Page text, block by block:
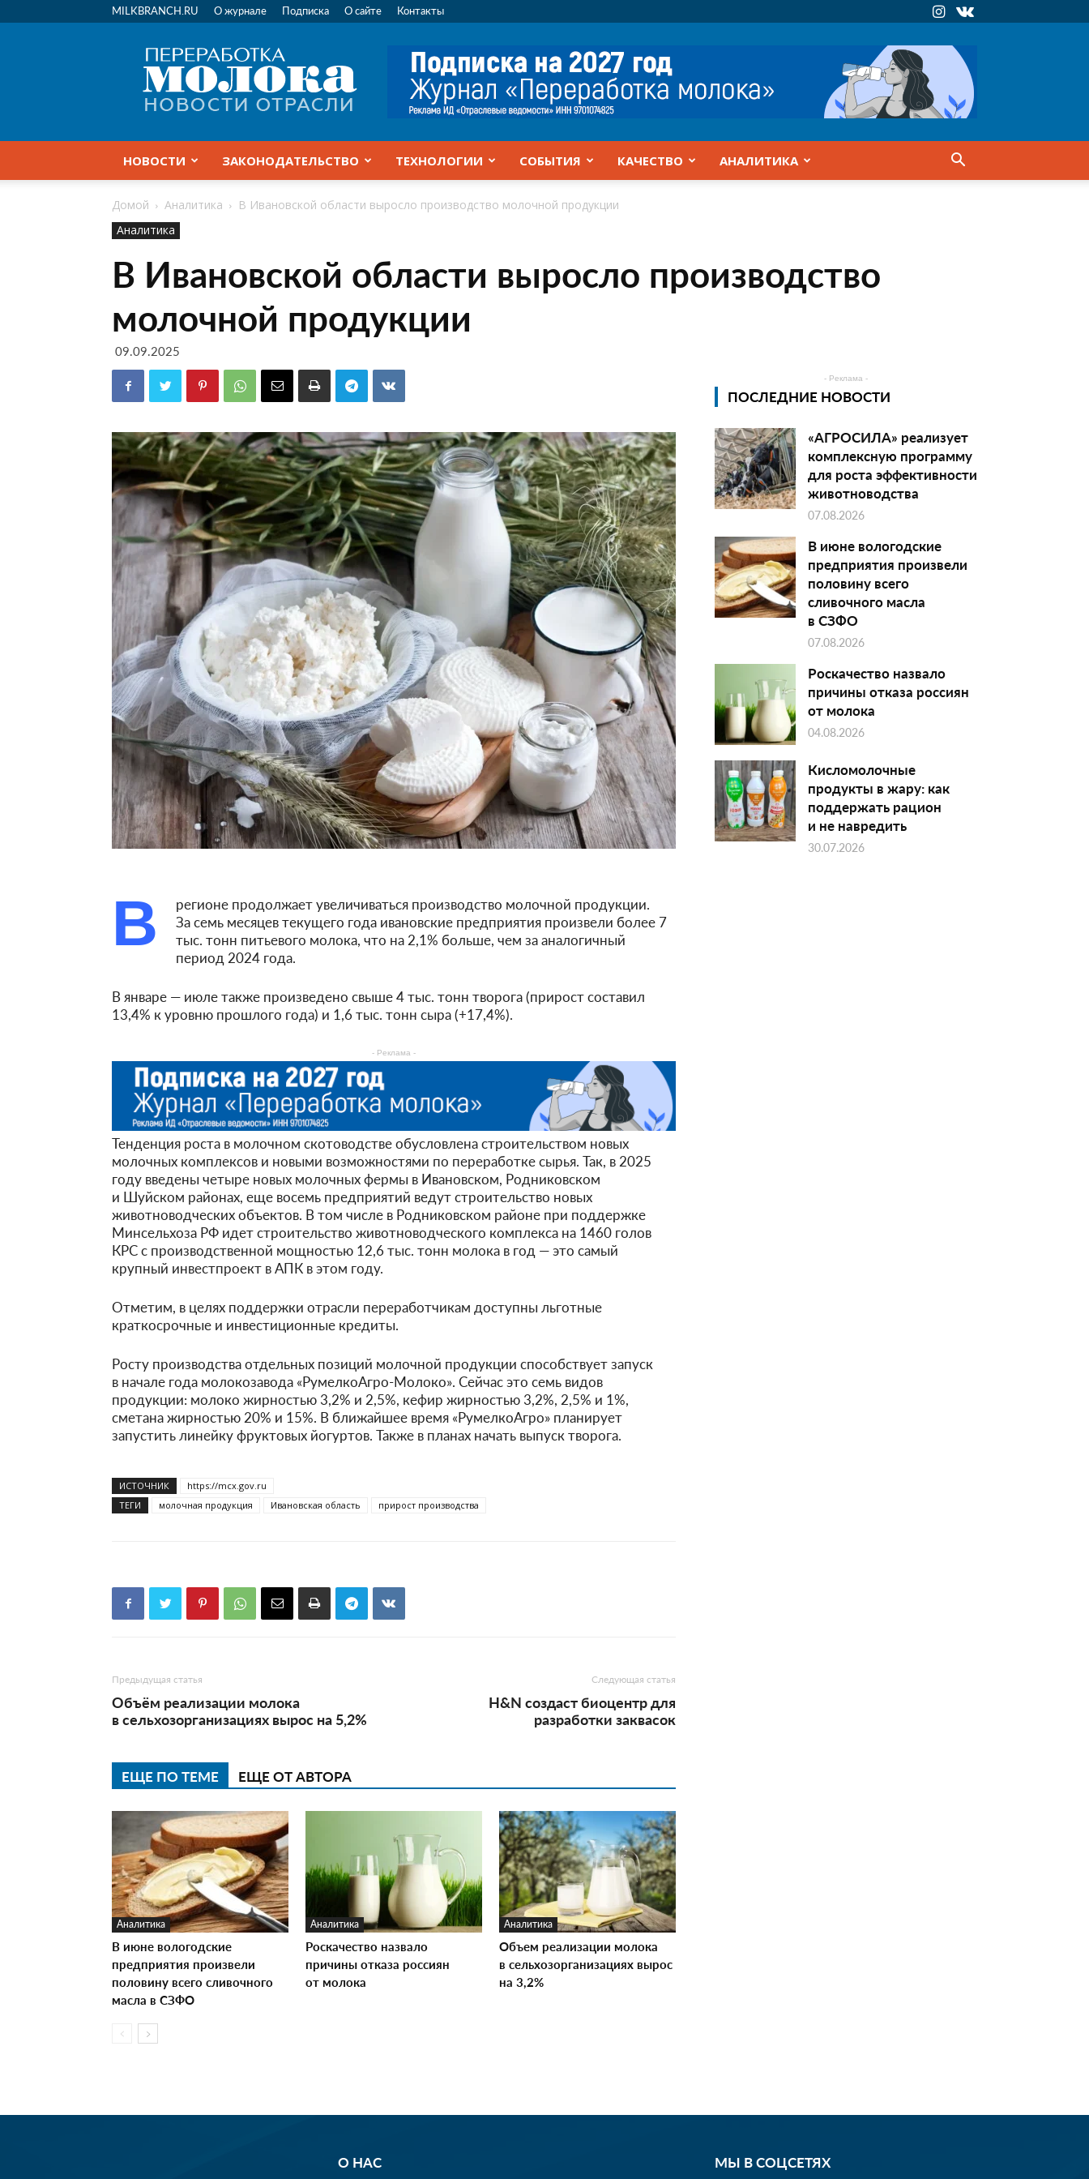
MILKBRANCH.RU О журнале Подписка О сайте Контакты
Переработка
молока
|
Новости
НОВОСТИ ЗАКОНОДАТЕЛЬСТВО ТЕХНОЛОГИИ СОБЫТИЯ КАЧЕСТВО АНАЛИТИКА
Домой Аналитика
В Ивановской области выросло производство молочной продукции
Аналитика
В Ивановской области выросло производство
молочной продукции
09.09.2025
В
регионе продолжает увеличиваться производство молочной продукции.
За семь месяцев текущего года ивановские предприятия произвели более 7
тыс. тонн питьевого молока, что на 2,1% больше, чем за аналогичный
период 2024 года.
В январе — июле также произведено свыше 4 тыс. тонн творога (прирост составил
13,4% к уровню прошлого года) и 1,6 тыс. тонн сыра (+17,4%).
- Реклама -
Тенденция роста в молочном скотоводстве обусловлена строительством новых
молочных комплексов и новыми возможностями по переработке сырья. Так, в 2025
году введены четыре новых молочных фермы в Ивановском, Родниковском
и Шуйском районах, еще восемь предприятий ведут строительство новых
животноводческих объектов. В том числе в Родниковском районе при поддержке
Минсельхоза РФ идет строительство животноводческого комплекса на 1460 голов
КРС с производственной мощностью 12,6 тыс. тонн молока в год — это самый
крупный инвестпроект в АПК в этом году.
Отметим, в целях поддержки отрасли переработчикам доступны льготные
краткосрочные и инвестиционные кредиты.
Росту производства отдельных позиций молочной продукции способствует запуск
в начале года молокозавода «РумелкоАгро-Молоко». Сейчас это семь видов
продукции: молоко жирностью 3,2% и 2,5%, кефир жирностью 3,2%, 2,5% и 1%,
cметана жирностью 20% и 15%. В ближайшее время «РумелкоАгро» планирует
запустить линейку фруктовых йогуртов. Также в планах начать выпуск творога.
ИСТОЧНИК
https://mcx.gov.ru
ТЕГИ
молочная продукция Ивановская область прирост производства
Предыдущая статья
Объём реализации молока
в сельхозорганизациях вырос на 5,2%
Следующая статья
H&N создаст биоцентр для
разработки заквасок
ЕЩЕ ПО ТЕМЕ ЕЩЕ ОТ АВТОРА
Аналитика
В июне вологодские
предприятия произвели
половину всего сливочного
масла в СЗФО
Аналитика
Роскачество назвало
причины отказа россиян
от молока
Аналитика
Объем реализации молока
в сельхозорганизациях вырос
на 3,2%
- Реклама -
ПОСЛЕДНИЕ НОВОСТИ
«АГРОСИЛА» реализует
комплексную программу
для роста эффективности
животноводства
07.08.2026
В июне вологодские
предприятия произвели
половину всего
сливочного масла
в СЗФО
07.08.2026
Роскачество назвало
причины отказа россиян
от молока
04.08.2026
Кисломолочные
продукты в жару: как
поддержать рацион
и не навредить
30.07.2026
О НАС МЫ В СОЦСЕТЯХ